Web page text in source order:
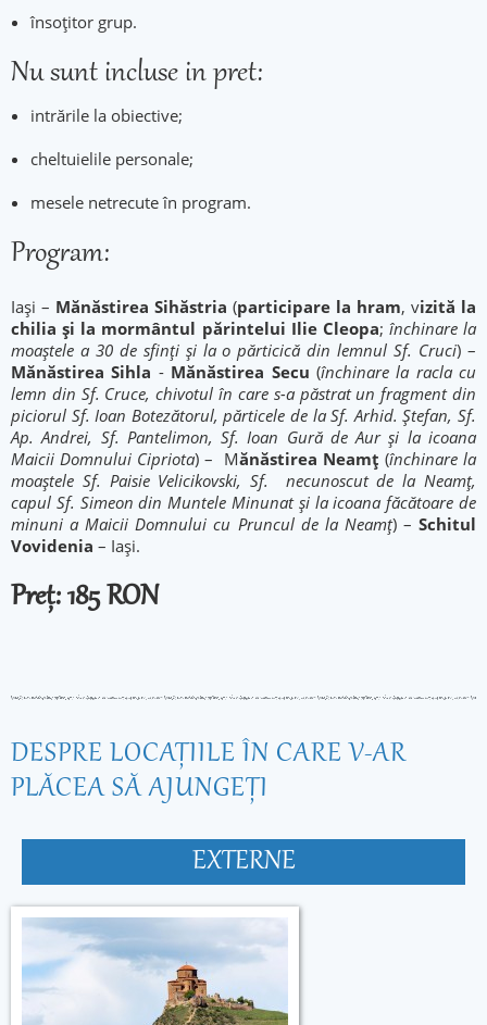
însoțitor grup.
Nu sunt incluse in pret:
intrările la obiective;
cheltuielile personale;
mesele netrecute în program.
Program:
Iași – Mănăstirea Sihăstria (participare la hram, vizită la
chilia și la mormântul părintelui Ilie Cleopa; închinare la
moaștele a 30 de sfinți și la o părticică din lemnul Sf. Cruci) –
Mănăstirea Sihla - Mănăstirea Secu (închinare la racla cu
lemn din Sf. Cruce, chivotul în care s-a păstrat un fragment din
piciorul Sf. Ioan Botezătorul, părticele de la Sf. Arhid. Ștefan, Sf.
Ap. Andrei, Sf. Pantelimon, Sf. Ioan Gură de Aur și la icoana
Maicii Domnului Cipriota) – Mănăstirea Neamț (închinare la
moaștele Sf. Paisie Velicikovski, Sf. necunoscut de la Neamț,
capul Sf. Simeon din Muntele Minunat și la icoana făcătoare de
minuni a Maicii Domnului cu Pruncul de la Neamț) –Schitul
Vovidenia – Iași.
Preț: 185 RON
DESPRE LOCAŢIILE ÎN CARE V-AR
PLĂCEA SĂ AJUNGEŢI
EXTERNE